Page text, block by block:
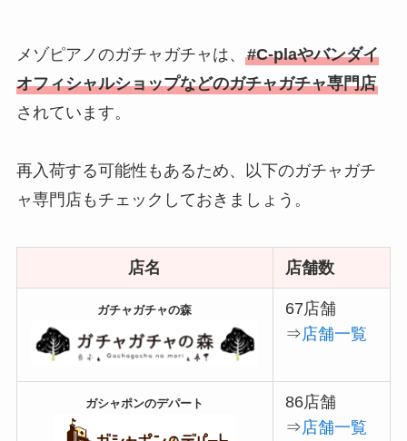
メゾピアノのガチャガチャは、 #C-plaやバンダイ
オフィシャルショップなどのガチャガチャ専門店
されています。
再入荷する可能性もあるため、以下のガチャガチ
ャ専門店もチェックしておきましょう。
店名 店舗数
ガチャガチャの森
67店舗
⇒店舗一覧
ガシャポンのデパート
86店舗
⇒店舗一覧